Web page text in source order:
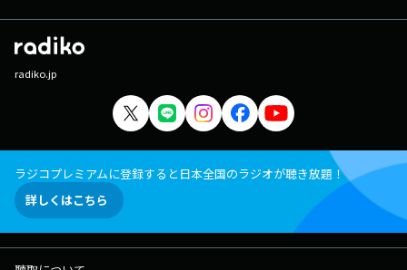
radiko.jp
ラジコプレミアムに登録すると日本全国のラジオが聴き放題！
詳しくはこちら